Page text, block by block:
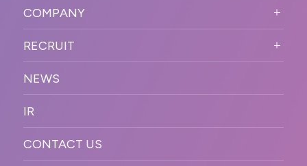
SOLUTION
WORKFLOW
SNSプロモーション
プラットフォーム販
促
デジタル制作・映像
制作
PR
ESPORTS・ゲームプロモーシ
COMPANY
COMPANY INFORMATION
MESSAGE
OFFICER
ACCESS
ORGANIZATION CHART
RECRUIT
新卒採用
キャリア採用
NEWS
IR
CONTACT US